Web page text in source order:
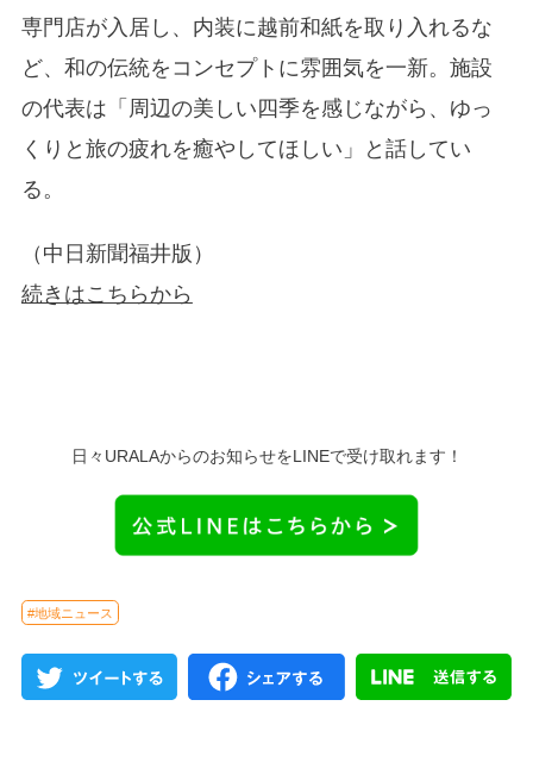
専門店が入居し、内装に越前和紙を取り入れるな
ど、和の伝統をコンセプトに雰囲気を一新。施設
の代表は「周辺の美しい四季を感じながら、ゆっ
くりと旅の疲れを癒やしてほしい」と話してい
る。
（中日新聞福井版）
続きはこちらから
日々URALAからのお知らせをLINEで受け取れます！
#地域ニュース